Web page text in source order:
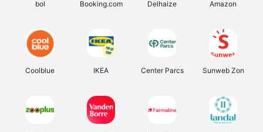
bol Booking.com Delhaize Amazon
Coolblue IKEA Center Parcs Sunweb Zon